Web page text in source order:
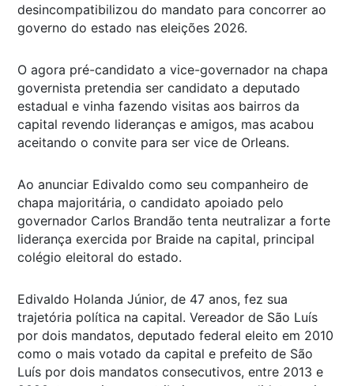
desincompatibilizou do mandato para concorrer ao
governo do estado nas eleições 2026.
O agora pré-candidato a vice-governador na chapa
governista pretendia ser candidato a deputado
estadual e vinha fazendo visitas aos bairros da
capital revendo lideranças e amigos, mas acabou
aceitando o convite para ser vice de Orleans.
Ao anunciar Edivaldo como seu companheiro de
chapa majoritária, o candidato apoiado pelo
governador Carlos Brandão tenta neutralizar a forte
liderança exercida por Braide na capital, principal
colégio eleitoral do estado.
Edivaldo Holanda Júnior, de 47 anos, fez sua
trajetória política na capital. Vereador de São Luís
por dois mandatos, deputado federal eleito em 2010
como o mais votado da capital e prefeito de São
Luís por dois mandatos consecutivos, entre 2013 e